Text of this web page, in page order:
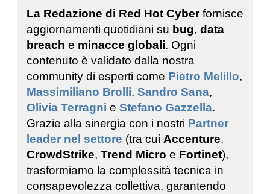
La Redazione di Red Hot Cyberfornisce
aggiornamenti quotidiani su bug, data
breach e minacce globali. Ogni
contenuto è validato dalla nostra
community di esperti come Pietro Melillo,
Massimiliano Brolli, Sandro Sana,
Olivia Terragni e Stefano Gazzella.
Grazie alla sinergia con i nostri Partner
leader nel settore (tra cui Accenture,
CrowdStrike, Trend Micro e Fortinet),
trasformiamo la complessità tecnica in
consapevolezza collettiva, garantendo